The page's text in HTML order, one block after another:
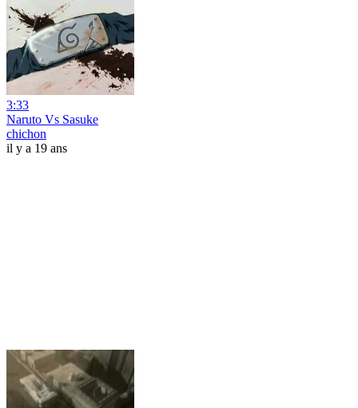
3:33
Naruto Vs Sasuke
chichon
il y a 19 ans